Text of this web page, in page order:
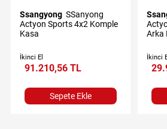
Ssangyong
Actyon Sports 4x2 Komple
Kasa
İkinci El
91.210,56 TL
Sepete Ekle
Arka
İkinci